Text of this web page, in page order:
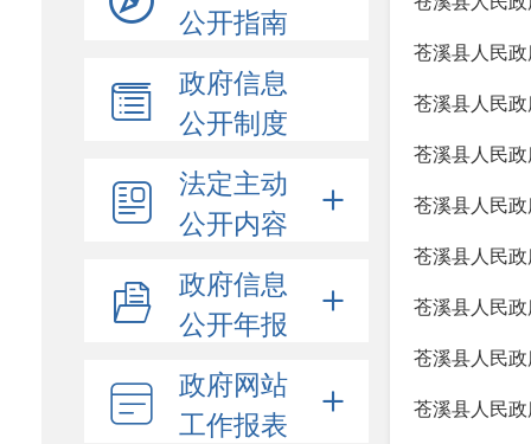
公开指南
政府信息
公开制度
法定主动
公开内容
政府信息
公开年报
政府网站
工作报表
苍溪县人民
苍溪县人民
苍溪县人民
苍溪县人民
苍溪县人民
苍溪县人民
苍溪县人民
苍溪县人民